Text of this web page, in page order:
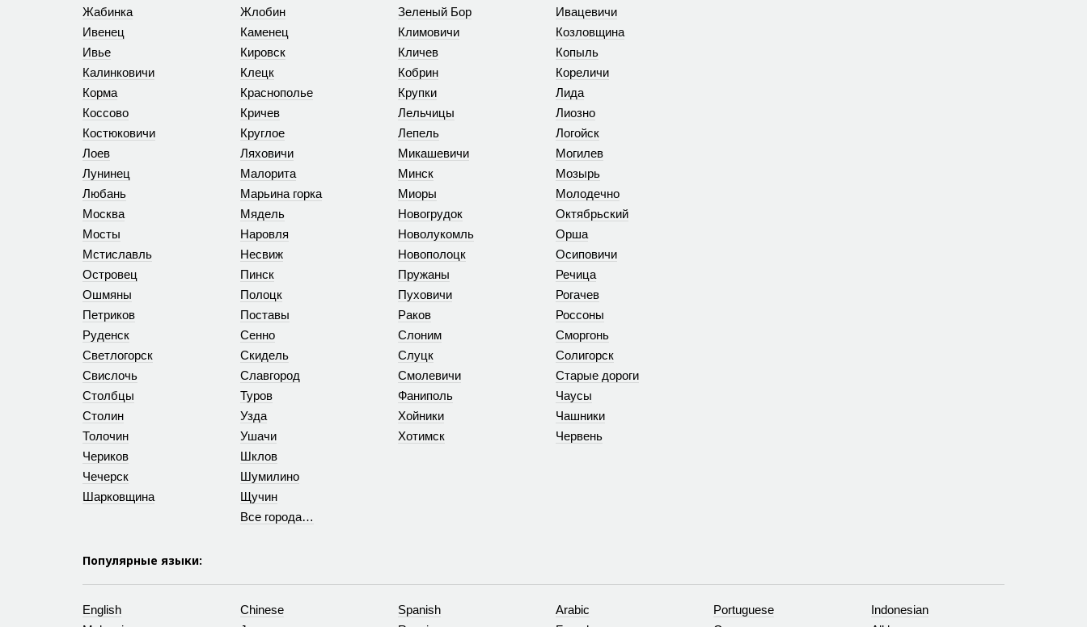
Жабинка
Жлобин
Зеленый Бор
Ивацевичи
Ивенец
Ивье
Калинковичи
Каменец
Кировск
Клецк
Климовичи
Кличев
Кобрин
Козловщина
Копыль
Кореличи
Корма
Коссово
Костюковичи
Краснополье
Кричев
Круглое
Крупки
Лельчицы
Лепель
Лида
Лиозно
Логойск
Лоев
Лунинец
Любань
Ляховичи
Малорита
Марьина горка
Микашевичи
Минск
Миоры
Могилев
Мозырь
Молодечно
Москва
Мосты
Мстиславль
Мядель
Наровля
Несвиж
Новогрудок
Новолукомль
Новополоцк
Октябрьский
Орша
Осиповичи
Островец
Ошмяны
Петриков
Пинск
Полоцк
Поставы
Пружаны
Пуховичи
Раков
Речица
Рогачев
Россоны
Руденск
Светлогорск
Свислочь
Сенно
Скидель
Славгород
Слоним
Слуцк
Смолевичи
Сморгонь
Солигорск
Старые дороги
Столбцы
Столин
Толочин
Туров
Узда
Ушачи
Фаниполь
Хойники
Хотимск
Чаусы
Чашники
Червень
Чериков
Чечерск
Шарковщина
Шклов
Шумилино
Щучин
Все города…
Популярные языки:
English
Chinese
Spanish
Arabic
Portuguese
Indonesian